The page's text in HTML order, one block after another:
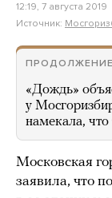
12:19, 7 августа 2019
Источник:
ПРОДОЛЖЕНИЕ
«Дождь»
у
намекала, что
Московская
заявила, что